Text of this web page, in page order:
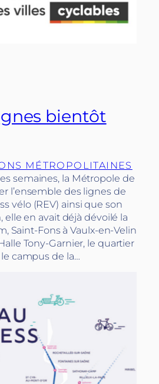
bientôt
MÉTROPOLITAINES
semaines, la Métropole de
l’ensemble des lignes de
vélo (REV) ainsi que son
en avait déjà dévoilé la
Saint-Fons à Vaulx-en-Velin
Tony-Garnier, le quartier
campus de la…